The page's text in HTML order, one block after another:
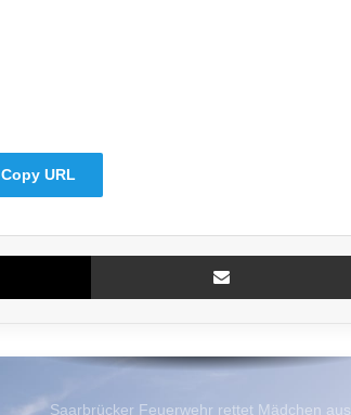
Copy URL
X
Dirmingen
grausame Katzenfälle in Seelbach
Saarbrücker Feuerwehr rettet Mädchen aus